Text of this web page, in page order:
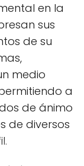
en la
sus
de su
medio
a
de ánimo
de diversos